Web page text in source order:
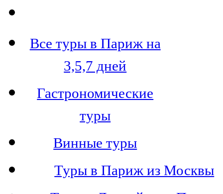
Все туры в Париж на
3,5,7 дней
Гастрономические
туры
Винные туры
Туры в Париж из Москвы